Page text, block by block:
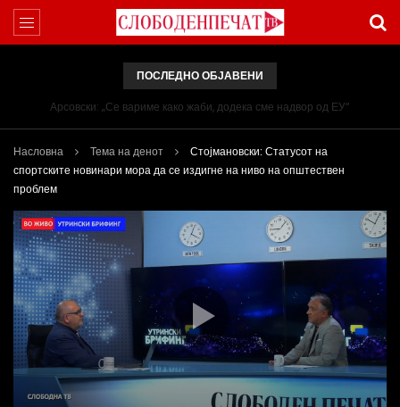
ПОСЛЕДНО ОБЈАВЕНИ
Арсовски: „Се вариме како жаби, додека сме надвор од ЕУ“
Насловна Тема на денот
Стојмановски: Статусот на
спортските новинари мора да се издигне на ниво на општествен
проблем